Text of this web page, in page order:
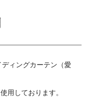
ィングカーテン（愛
用しております。